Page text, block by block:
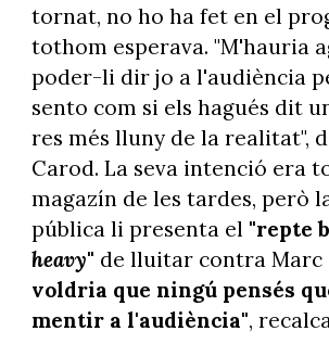
tornat, no ho ha fet en el
tothom esperava. "M'hauria
poder-li dir jo a l'audiència
sento com si els hagués dit
res més lluny de la realitat",
Carod. La seva intenció era
magazín de les tardes, però
pública li presenta el "repte
heavy" de lluitar contra Marc
voldria que ningú pensés
mentir a l'audiència",